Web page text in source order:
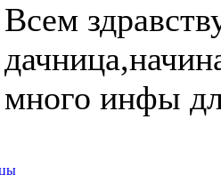
Всем
много инфы